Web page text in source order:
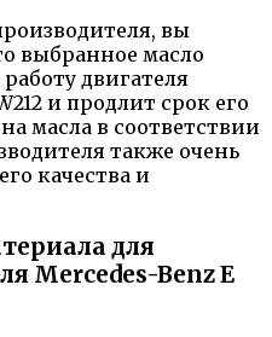
вы
выбранное масло
двигателя
и продлит срок его
масла в соответствии
также очень
качества и
для
Mercedes-Benz E